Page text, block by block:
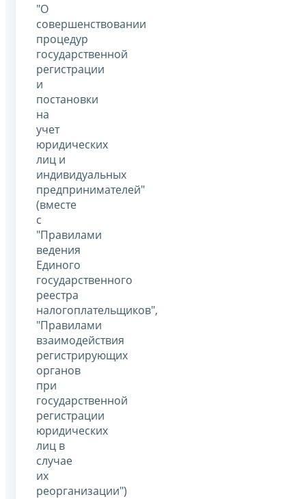
"О
совершенствовании
процедур
государственной
регистрации
и
постановки
на
учет
юридических
лиц и
индивидуальных
предпринимателей"
(вместе
с
"Правилами
ведения
Единого
государственного
реестра
налогоплательщиков",
"Правилами
взаимодействия
регистрирующих
органов
при
государственной
регистрации
юридических
лиц в
случае
их
реорганизации")